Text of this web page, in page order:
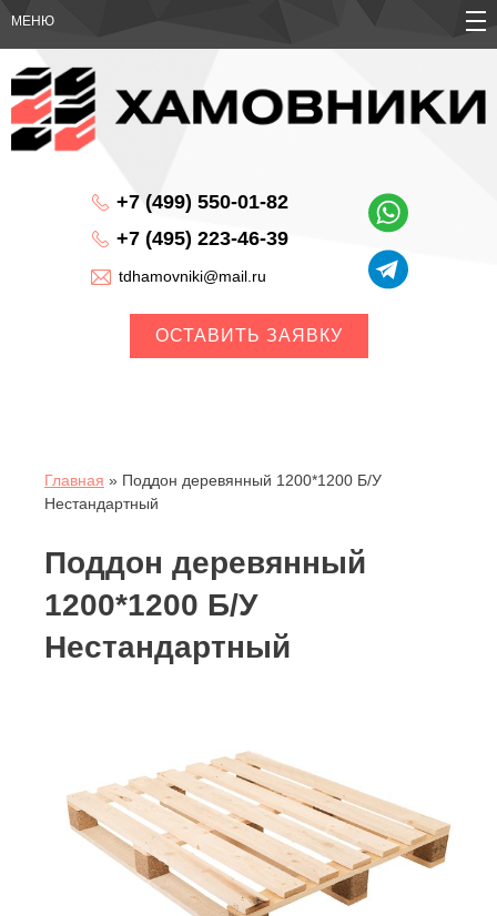
+7 (499) 550-01-82
+7 (495) 223-46-39
tdhamovniki@mail.ru
МЕНЮ
Главная » Поддон деревянный 1200*1200 Б/У
Нестандартный
Поддон деревянный
1200*1200 Б/У
Нестандартный